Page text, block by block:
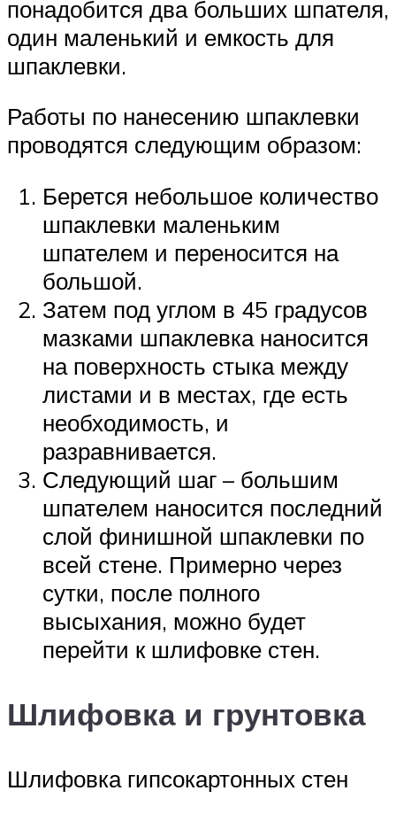
понадобится два больших шпателя,
один маленький и емкость для
шпаклевки.
Работы по нанесению шпаклевки
проводятся следующим образом:
Берется небольшое количество
шпаклевки маленьким
шпателем и переносится на
большой.
Затем под углом в 45 градусов
мазками шпаклевка наносится
на поверхность стыка между
листами и в местах, где есть
необходимость, и
разравнивается.
Следующий шаг – большим
шпателем наносится последний
слой финишной шпаклевки по
всей стене. Примерно через
сутки, после полного
высыхания, можно будет
перейти к шлифовке стен.
Шлифовка и грунтовка
Шлифовка гипсокартонных стен